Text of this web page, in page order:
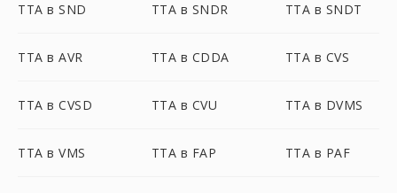
TTA в SND TTA в SNDR TTA в SNDT
TTA в AVR TTA в CDDA TTA в CVS
TTA в CVSD TTA в CVU TTA в DVMS
TTA в VMS TTA в FAP TTA в PAF